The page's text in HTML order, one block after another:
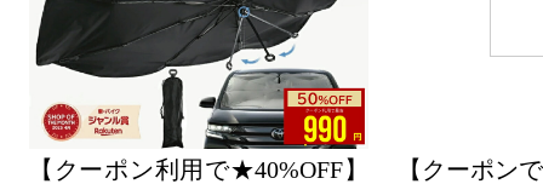
グ：29位
【クーポン利用で★40%OFF】
【クーポン